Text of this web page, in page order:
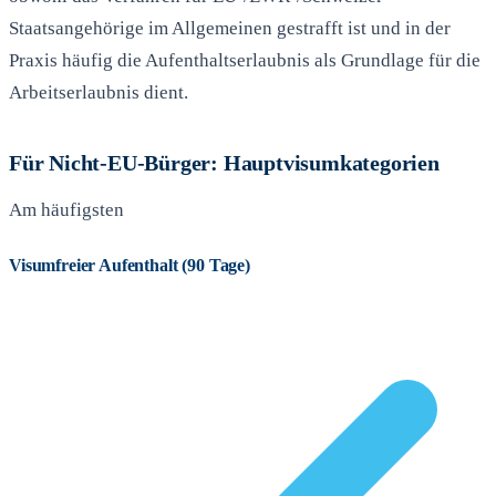
Staatsangehörige im Allgemeinen gestrafft ist und in der
Praxis häufig die Aufenthaltserlaubnis als Grundlage für die
Arbeitserlaubnis dient.
Für Nicht-EU-Bürger: Hauptvisumkategorien
Am häufigsten
Visumfreier Aufenthalt (90 Tage)